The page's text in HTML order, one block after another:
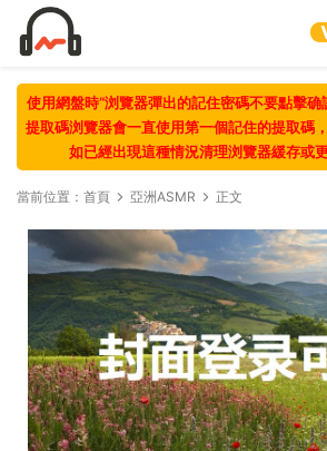
使用網盤時“浏覽器彈出的記住密碼不要點擊确
提取碼浏覽器會一直使用第一個記住的提取碼
如已經出現這種情況清理浏覽器緩存或
當前位置： 首頁 亞洲ASMR 正文